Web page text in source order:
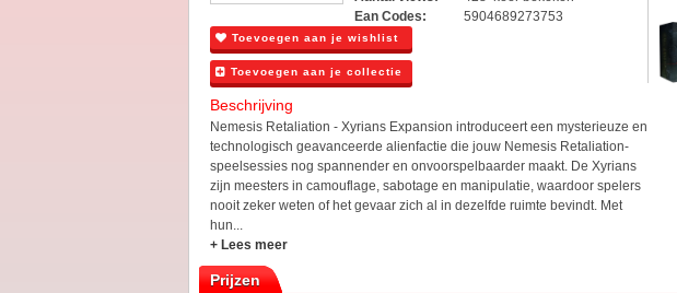
Ean Codes:
5904689273753
Toevoegen aan je wishlist
Toevoegen aan je collectie
Beschrijving
Nemesis Retaliation - Xyrians Expansion introduceert een mysterieuze en
technologisch geavanceerde alienfactie die jouw Nemesis Retaliation-
speelsessies nog spannender en onvoorspelbaarder maakt. De Xyrians
zijn meesters in camouflage, sabotage en manipulatie, waardoor spelers
nooit zeker weten of het gevaar zich al in dezelfde ruimte bevindt. Met
hun...
+ Lees meer
Prijzen